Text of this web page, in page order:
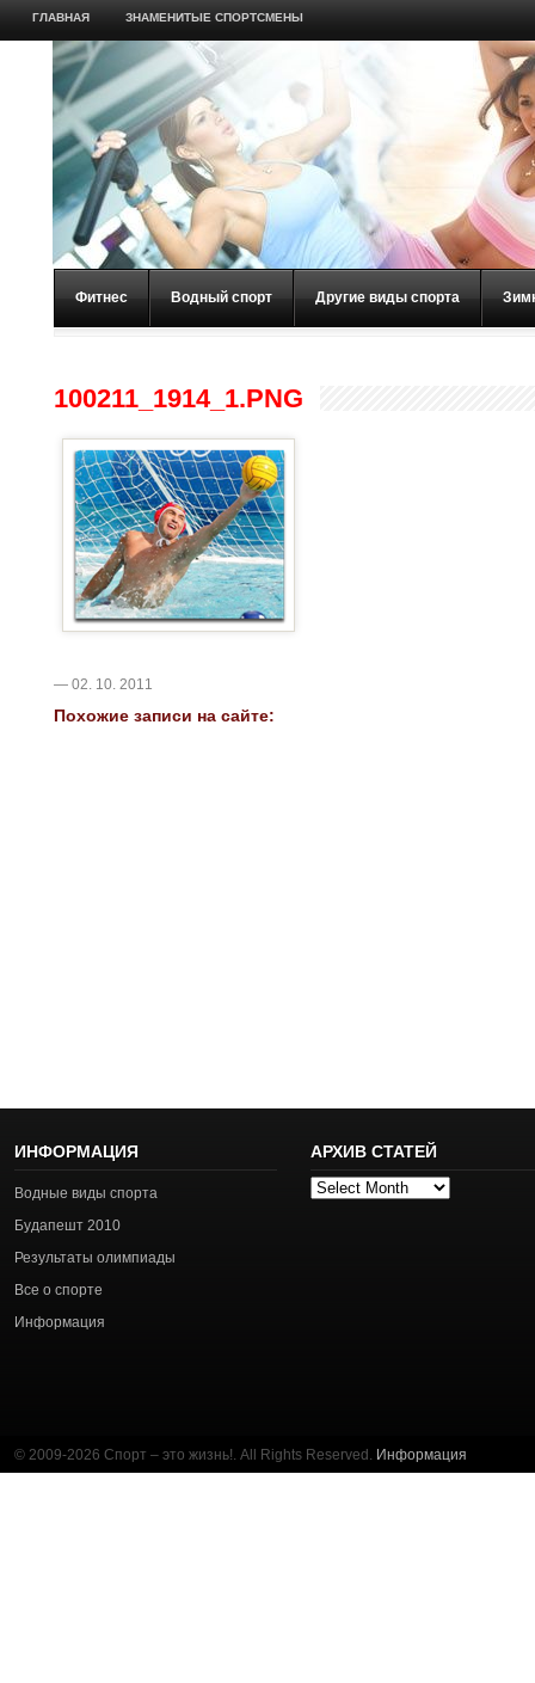
ГЛАВНАЯ ЗНАМЕНИТЫЕ СПОРТСМЕНЫ
Фитнес Водный спорт Другие виды спорта
100211_1914_1.PNG
— 02. 10. 2011
Похожие записи на сайте:
ИНФОРМАЦИЯ
Водные виды спорта
Будапешт 2010
Результаты олимпиады
Все о спорте
Информация
АРХИВ СТАТЕЙ
Архив
© 2009-2026 Спорт – это жизнь!. All Rights Reserved. Информация